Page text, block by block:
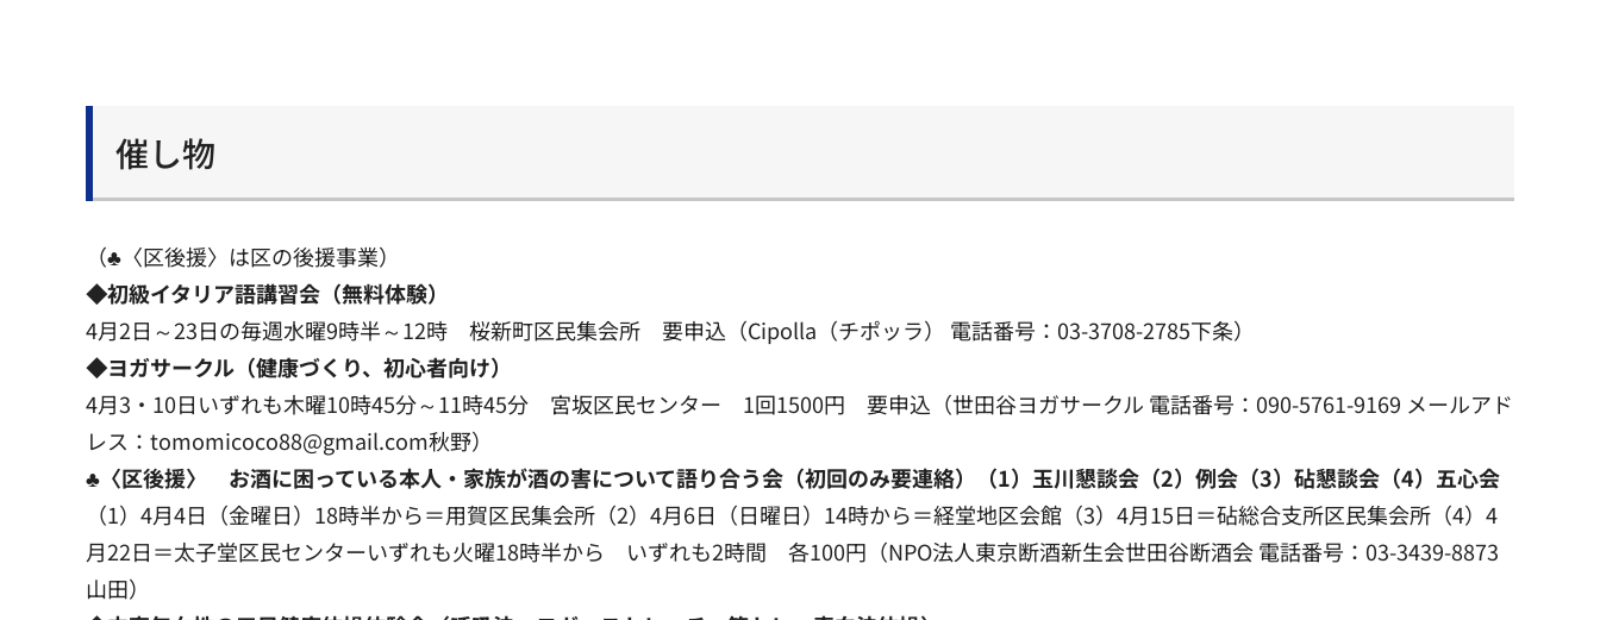
催し物
（♣〈区後援〉は区の後援事業）
◆初級イタリア語講習会（無料体験）
4月2日～23日の毎週水曜9時半～12時 桜新町区民集会所 要申込（Cipolla（チポッラ） 電話番号：03-3708-2785下条）
◆ヨガサークル（健康づくり、初心者向け）
4月3・10日いずれも木曜10時45分～11時45分 宮坂区民センター 1回1500円 要申込（世田谷ヨガサークル 電話番号：090-5761-9169 メールアド
レス：tomomicoco88@gmail.com秋野）
♣〈区後援〉 お酒に困っている本人・家族が酒の害について語り合う会（初回のみ要連絡）（1）玉川懇談会（2）例会（3）砧懇談会（4）五心会
（1）4月4日（金曜日）18時半から＝用賀区民集会所（2）4月6日（日曜日）14時から＝経堂地区会館（3）4月15日＝砧総合支所区民集会所（4）4
月22日＝太子堂区民センターいずれも火曜18時半から いずれも2時間 各100円（NPO法人東京断酒新生会世田谷断酒会 電話番号：03-3439-8873
山田）